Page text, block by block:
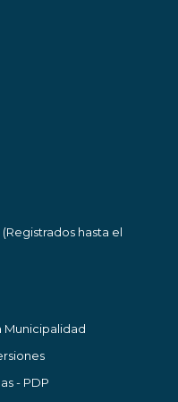
hasta el
Municipalidad
- PDP